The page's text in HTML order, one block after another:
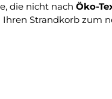
die nicht nach Öko-
Strandkorb zum